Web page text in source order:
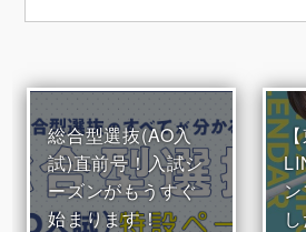
総合型選抜(AO入
試)直前号！入試シ
ーズンがもうすぐ
始まります！